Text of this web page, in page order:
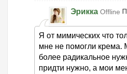
Эрикка Offline
Я от мимических что
мне не помогли крема.
более радикальное
придти нужно, а мои